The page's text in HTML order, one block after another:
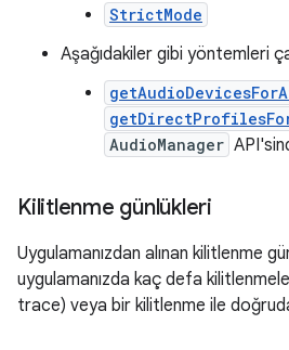
StrictMode
Aşağıdakiler gibi yöntemleri
AudioManager
Kilitlenme günlükleri
Uygulamanızdan alınan kilitlenme
uygulamanızda kaç defa
trace) veya bir kilitlenme ile